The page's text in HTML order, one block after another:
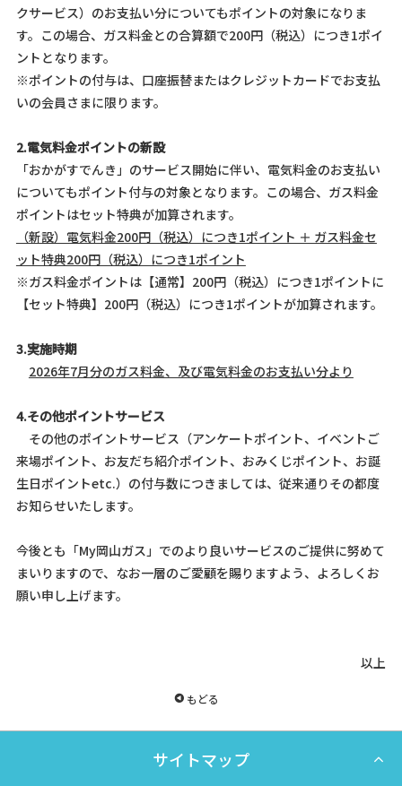
クサービス）のお支払い分についてもポイントの対象になりま
す。この場合、ガス料金との合算額で200円（税込）につき1ポイ
ントとなります。
※ポイントの付与は、口座振替またはクレジットカードでお支払
いの会員さまに限ります。
2.電気料金ポイントの新設
「おかがすでんき」のサービス開始に伴い、電気料金のお支払い
についてもポイント付与の対象となります。この場合、ガス料金
ポイントはセット特典が加算されます。
（新設）電気料金200円（税込）につき1ポイント ＋ ガス料金セ
ット特典200円（税込）につき1ポイント
※ガス料金ポイントは【通常】200円（税込）につき1ポイントに
【セット特典】200円（税込）につき1ポイントが加算されます。
3.実施時期
2026年7月分のガス料金、及び電気料金のお支払い分より
4.その他ポイントサービス
その他のポイントサービス（アンケートポイント、イベントご
来場ポイント、お友だち紹介ポイント、おみくじポイント、お誕
生日ポイントetc.）の付与数につきましては、従来通りその都度
お知らせいたします。
今後とも「My岡山ガス」でのより良いサービスのご提供に努めて
まいりますので、なお一層のご愛顧を賜りますよう、よろしくお
願い申し上げます。
以上
もどる
サイトマップ